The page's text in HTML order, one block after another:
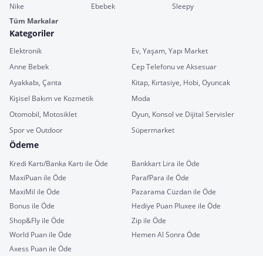
Nike
Ebebek
Sleepy
Tüm Markalar
Kategoriler
Elektronik
Ev, Yaşam, Yapı Market
Anne Bebek
Cep Telefonu ve Aksesuar
Ayakkabı, Çanta
Kitap, Kırtasiye, Hobi, Oyuncak
Kişisel Bakım ve Kozmetik
Moda
Otomobil, Motosiklet
Oyun, Konsol ve Dijital Servisler
Spor ve Outdoor
Süpermarket
Ödeme
Kredi Kartı/Banka Kartı ile Öde
Bankkart Lira ile Öde
MaxiPuan ile Öde
ParafPara ile Öde
MaxiMil ile Öde
Pazarama Cüzdan ile Öde
Bonus ile Öde
Hediye Puan Pluxee ile Öde
Shop&Fly ile Öde
Zip ile Öde
World Puan ile Öde
Hemen Al Sonra Öde
Axess Puan ile Öde